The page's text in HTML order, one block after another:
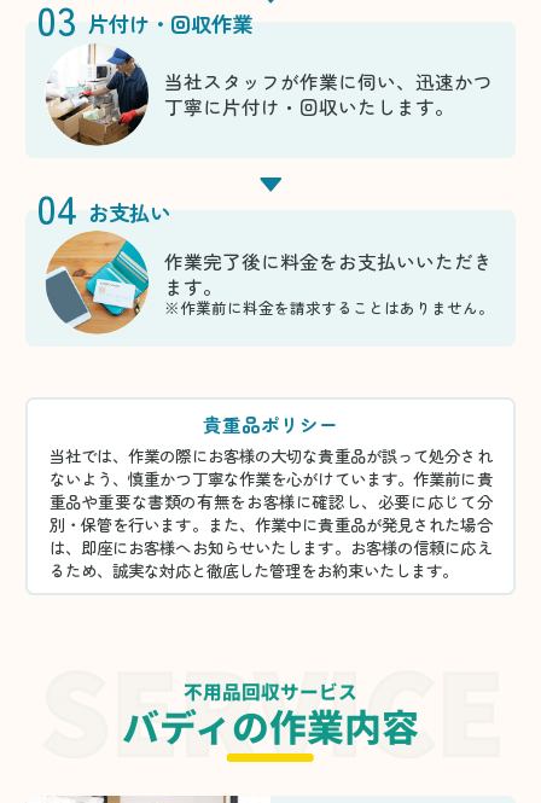
03 片付け・回収作業
当社スタッフが作業に伺い、迅速かつ
丁寧に片付け・回収いたします。
04 お支払い
作業完了後に料金をお支払いいただき
ます。
※作業前に料金を請求することはありません。
貴重品ポリシー
当社では、作業の際にお客様の大切な貴重品が誤って処分され
ないよう、慎重かつ丁寧な作業を心がけています。作業前に貴
重品や重要な書類の有無をお客様に確認し、必要に応じて分
別・保管を行います。また、作業中に貴重品が発見された場合
は、即座にお客様へお知らせいたします。お客様の信頼に応え
るため、誠実な対応と徹底した管理をお約束いたします。
不用品回収サービス
バディの作業内容